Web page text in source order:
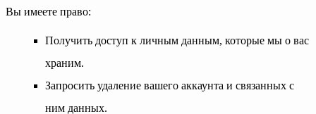
Вы имеете право:
Получить доступ к личным данным, которые мы о вас
храним.
Запросить удаление вашего аккаунта и связанных с
ним данных.